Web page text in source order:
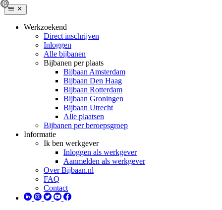
Werkzoekend
Direct inschrijven
Inloggen
Alle bijbanen
Bijbanen per plaats
Bijbaan Amsterdam
Bijbaan Den Haag
Bijbaan Rotterdam
Bijbaan Groningen
Bijbaan Utrecht
Alle plaatsen
Bijbanen per beroepsgroep
Informatie
Ik ben werkgever
Inloggen als werkgever
Aanmelden als werkgever
Over Bijbaan.nl
FAQ
Contact